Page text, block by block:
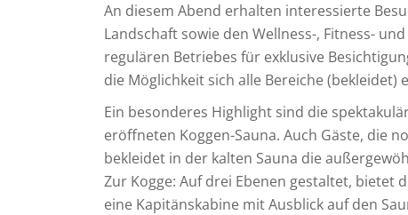
An diesem Abend erhalten interessierte
Landschaft sowie den Wellness-, Fitness-
regulären Betriebes für exklusive
die Möglichkeit sich alle Bereiche (bekleidet)
Ein besonderes Highlight sind die
eröffneten Koggen-Sauna. Auch Gäste, die
bekleidet in der kalten Sauna die
Zur Kogge: Auf drei Ebenen gestaltet, bietet
eine Kapitänskabine mit Ausblick auf den